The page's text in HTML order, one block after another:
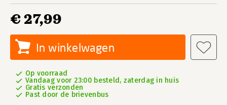
€ 27,99
In winkelwagen
Op voorraad
Vandaag voor 23:00 besteld, zaterdag in huis
Gratis verzonden
Past door de brievenbus